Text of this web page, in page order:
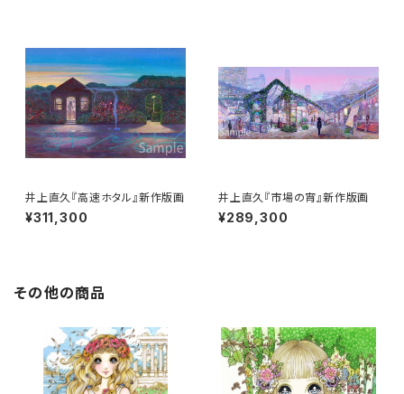
井上直久『高速ホタル』新作版画
¥311,300
井上直久『市場の宵』新作版画
¥289,300
その他の商品